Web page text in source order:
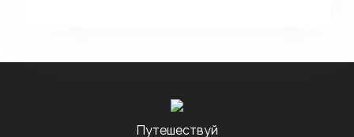
Путешествуй